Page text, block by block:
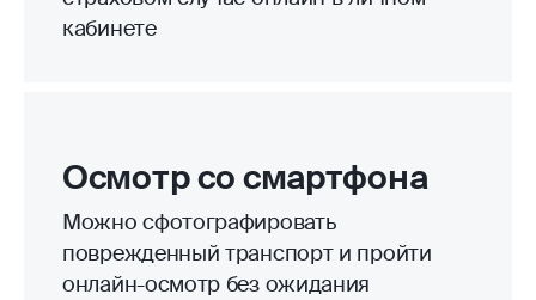
кабинете
Осмотр со смартфона
Можно сфотографировать
поврежденный транспорт и пройти
онлайн-осмотр без ожидания